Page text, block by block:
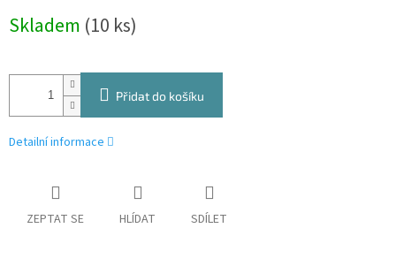
cena:
Skladem (10 ks)
Přidat do košíku
Detailní informace
ZEPTAT SE HLÍDAT SDÍLET